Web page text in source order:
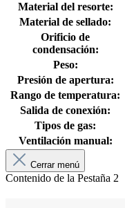
Material del resorte:
Material de sellado:
Orificio de
condensación:
Peso:
Presión de apertura:
Rango de temperatura:
Salida de conexión:
Tipos de gas:
Ventilación manual:
Cerrar menú
Contenido de la Pestaña 2